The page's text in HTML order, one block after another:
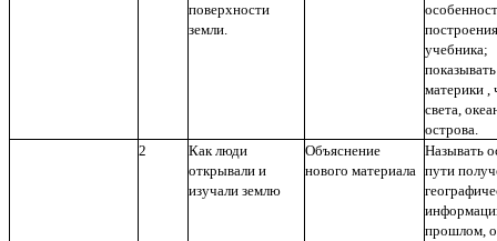
поверхности
земли.
построения
учебника;
показывать
материки ,
света,
острова.
2
Как люди
открывали и
изучали землю
Объяснение
нового материала
Называть
пути
прошлом,